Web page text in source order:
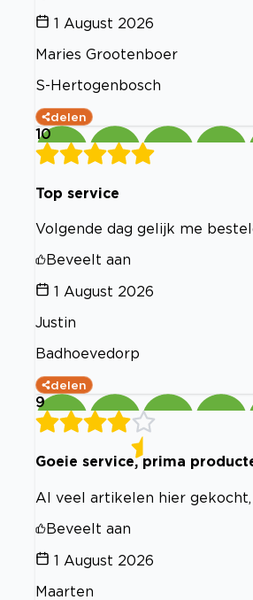
1 August 2026
Maries Grootenboer
S-Hertogenbosch
delen
10
Top service
Volgende dag gelijk me
Beveelt aan
1 August 2026
Justin
Badhoevedorp
delen
9
Goeie service, prima
Al veel artikelen hier
Beveelt aan
1 August 2026
Maarten